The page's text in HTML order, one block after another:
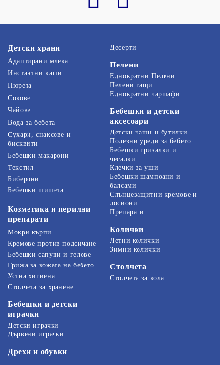
Детски храни
Адаптирани млека
Инстантни каши
Пюрета
Сокове
Чайове
Вода за бебета
Сухари, снаксове и
бисквити
Бебешки макарони
Десерти
Пелени
Еднократни Пелени
Пелени гащи
Еднократни чаршафи
Бебешки и детски
аксесоари
Детски чаши и бутилки
Полезни уреди за бебето
Бебешки гризалки и
чесалки
Текстил
Биберони
Бебешки шишета
Козметика и перилни
препарати
Мокри кърпи
Кремове против подсичане
Бебешки сапуни и гелове
Грижа за кожата на бебето
Устна хигиена
Клечки за уши
Бебешки шампоани и
балсами
Слънцезащитни кремове и
лосиони
Препарати
Колички
Летни колички
Зимни колички
Столчета
Столчета за кола
Столчета за хранене
Бебешки и детски
играчки
Детски играчки
Дървени играчки
Дрехи и обувки